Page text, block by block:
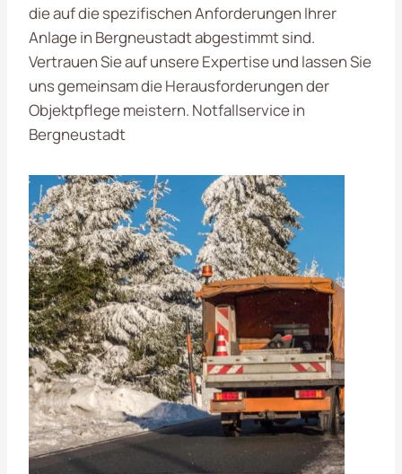
die auf die spezifischen Anforderungen Ihrer
Anlage in Bergneustadt abgestimmt sind.
Vertrauen Sie auf unsere Expertise und lassen Sie
uns gemeinsam die Herausforderungen der
Objektpflege meistern. Notfallservice in
Bergneustadt